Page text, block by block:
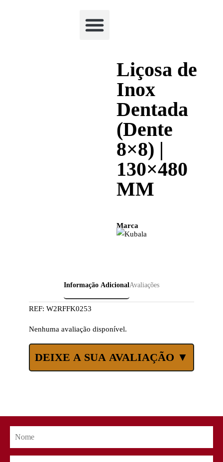
Liçosa de
Inox
Dentada
(Dente
8×8) |
130×480
MM
Marca
Informação AdicionalAvaliações
REF: W2RFFK0253
Nenhuma avaliação disponível.
DEIXE A SUA AVALIAÇÃO ▼